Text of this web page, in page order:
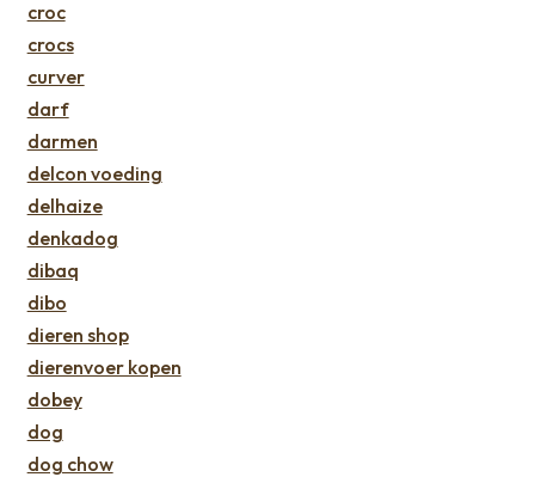
croc
crocs
curver
darf
darmen
delcon voeding
delhaize
denkadog
dibaq
dibo
dieren shop
dierenvoer kopen
dobey
dog
dog chow